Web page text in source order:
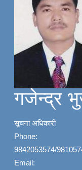
गजेन्द्र
सूचना अधिकारी
Phone:
9842053574/
Email: